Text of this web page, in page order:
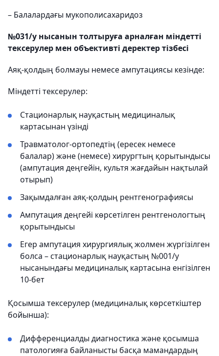
– Балалардағы мукополисахаридоз
№031/у нысанын толтыруға арналған міндетті
тексерулер мен объективті деректер тізбесі
Аяқ-қолдың болмауы немесе ампутациясы кезінде:
Міндетті тексерулер:
Стационарлық науқастың медициналық
картасынан үзінді
Травматолог-ортопедтің (ересек немесе
балалар) және (немесе) хирургтың қорытындысы
(ампутация деңгейін, культя жағдайын нақтылай
отырып)
Зақымдалған аяқ-қолдың рентгенографиясы
Ампутация деңгейі көрсетілген рентгенологтың
қорытындысы
Егер ампутация хирургиялық жолмен жүргізілген
болса – стационарлық науқастың №001/у
нысанындағы медициналық картасына енгізілген
10-бет
Қосымша тексерулер (медициналық көрсеткіштер
бойынша):
Дифференциалды диагностика және қосымша
патологияға байланысты басқа мамандардың